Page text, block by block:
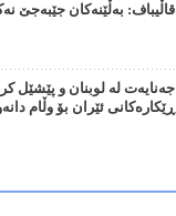
قاڵیباف: بەڵێنەکان جێبەجێ
جەنایەت لە لوبنان و پێشێل
ڕێکارەکانی ئێران بۆ وڵام